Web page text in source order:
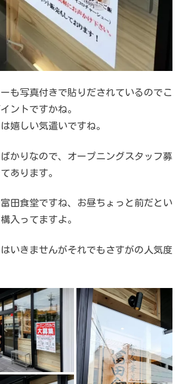
も写真付きで貼りだされているのでこ
ントですかね。
嬉しい気遣いですね。
かりなので、オープニングスタッフ募
あります。
田食堂ですね、お昼ちょっと前だとい
入ってますよ。
いきませんがそれでもさすがの人気度